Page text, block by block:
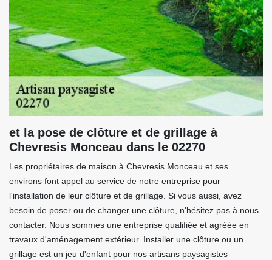
et la pose de clôture et de grillage à
Chevresis Monceau dans le 02270
Les propriétaires de maison à Chevresis Monceau et ses
environs font appel au service de notre entreprise pour
l'installation de leur clôture et de grillage. Si vous aussi, avez
besoin de poser ou.de changer une clôture, n'hésitez pas à nous
contacter. Nous sommes une entreprise qualifiée et agréée en
travaux d'aménagement extérieur. Installer une clôture ou un
grillage est un jeu d'enfant pour nos artisans paysagistes